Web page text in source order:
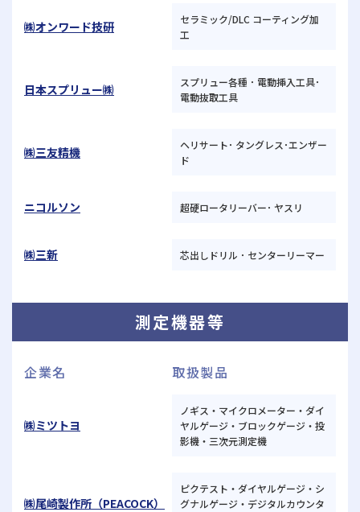
㈱オンワード技研
セラミック/DLC コーティング加
工
日本スプリュー㈱
スプリュー各種 ･ 電動挿入工具･
電動抜取工具
㈱三友精機
ヘリサート･ タングレス･エンザー
ド
ニコルソン 超硬ロータリーバー･ ヤスリ
㈱三新 芯出しドリル ･ センターリーマー
測定機器等
企業名 取扱製品
㈱ミツトヨ
ノギス・マイクロメーター・ダイ
ヤルゲージ・ブロックゲージ・投
影機・三次元測定機
㈱尾崎製作所（PEACOCK）
ピクテスト・ダイヤルゲージ・シ
グナルゲージ・デジタルカウンタ